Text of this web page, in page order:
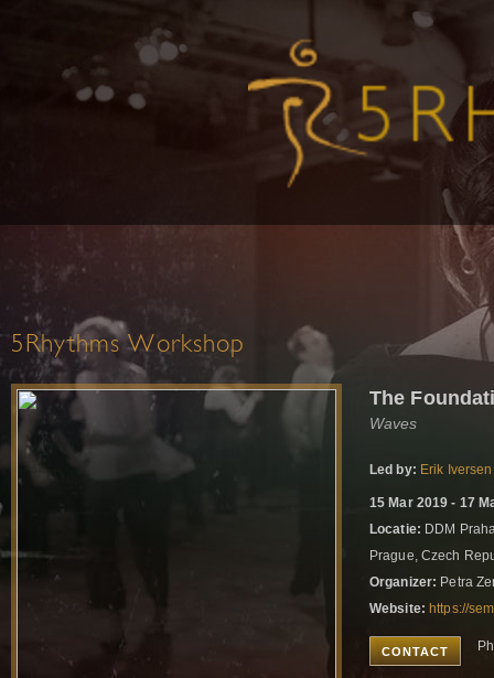
5Rhythms Workshop
The
Waves
Led by: Erik Iversen
15 Mar 2019 - 17
Locatie: DDM
Prague, Czech
Organizer: Petra
Website: https://
CONTACT